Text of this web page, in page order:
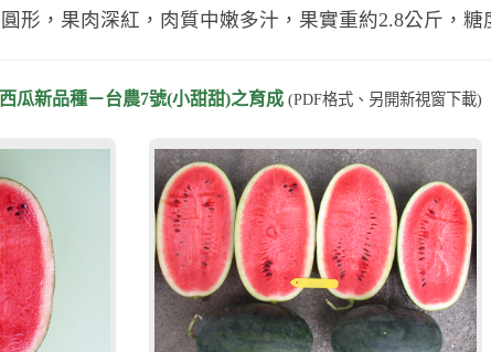
形，果肉深紅，肉質中嫩多汁，果實重約2.8公斤，糖
西瓜新品種－台農7號(小甜甜)之育成 (PDF格式、另開新視窗下載)